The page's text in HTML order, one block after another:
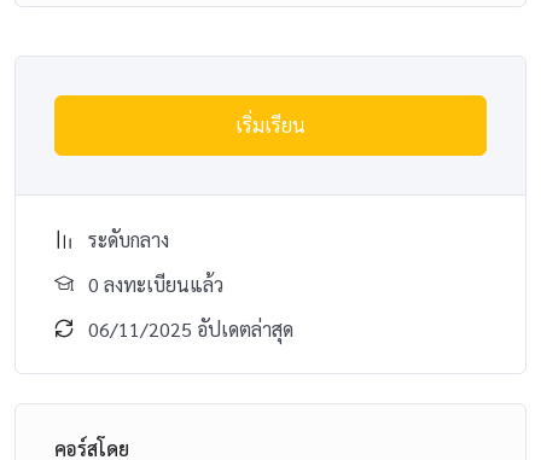
เริ่มเรียน
ระดับกลาง
0 ลงทะเบียนแล้ว
06/11/2025 อัปเดตล่าสุด
คอร์สโดย